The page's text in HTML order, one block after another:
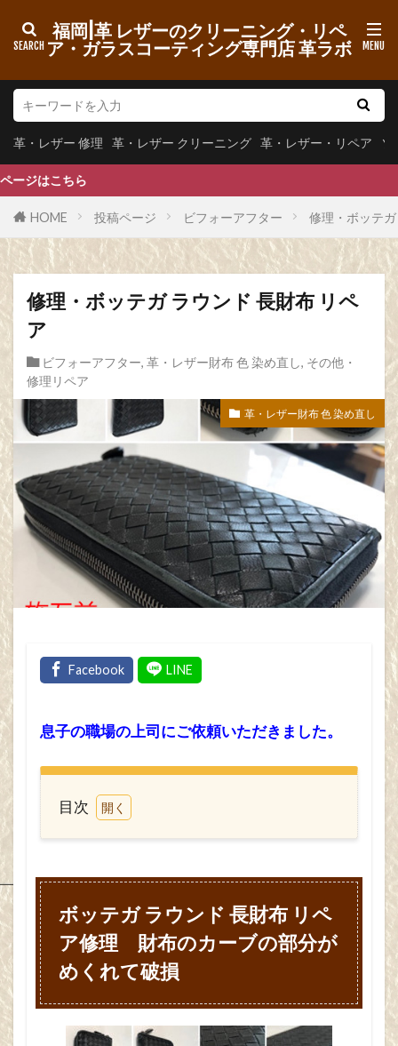
福岡|革 レザーのクリーニング・リペ
ア・ガラスコーティング専門店 革ラボ
革・レザー 修理 革・レザー クリーニング 革・レザー・リペア ソ
HOME 投稿ページ ビフォーアフター 修理・ボッテ
修理・ボッテガ ラウンド 長財布 リペ
ア
ビフォーアフター, 革・レザー財布 色 染め直し, その他・
修理リペア
革・レザー財布 色 染め直し
息子の職場の上司にご依頼いただきました。
目次
ンド
長財
布
リペ
ア修
理
のカ
ボッテガ ラウンド 長財布 リペ
ア修理 財布のカーブの部分が
めくれて破損
革・レザー・リペア
ソファー クリーニング
カテゴリー
タグ
福岡 ソファー 張替え ヴィットマン
ハロ
椅子 張替え
バッグ 内張
福岡 靴 クリーニング
ル・コルビジュエ
ハーマンミラー
パイピング 修理
ヒッコリーチェアー
ファスナー交換
ミュウミュウ
福岡 靴 サイズ
カリモク
フォルメンティ
財布 修理
靴 修理
福岡 レザー 修理
フォルミタリア
シャネル
ポルトローナフラウ
オールデン
シャレモ
フリッツハンセン
ボッテガヴェネタ
ミノッティ
B&Bイタリア
ジョルジュエッティ
フレックスフォルム
レザージャケット 修理
靴 カラー
モビリア
モローゾ
車 シート クリーニング
ラルフローレン・ホーム
ア・テストーニ
ズマーニア
椅子 クリーニング
車 シート 色補正
ツーラー
椅子 色替え
車 シート 修理
革・レザーバッグ修理
デセデ